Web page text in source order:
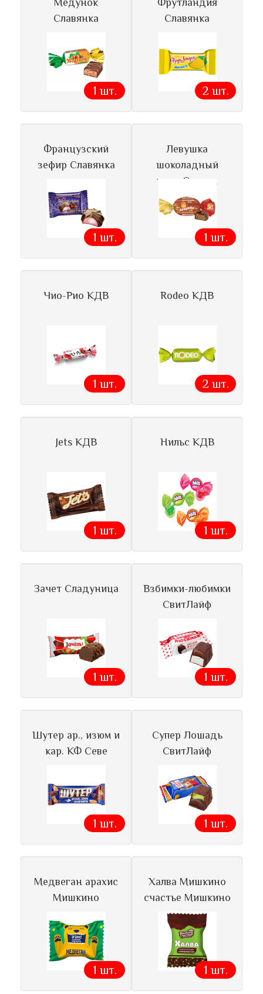
Славянка
1 шт.
Славянка
2 шт.
Французский
зефир Славянка
1 шт.
Левушка
шоколадный
ирис Славян
1 шт.
Чио-Рио КДВ
1 шт.
Rodeo КДВ
2 шт.
Jets КДВ
1 шт.
Нильс КДВ
1 шт.
Зачет Сладуница
1 шт.
Взбимки-любимки
СвитЛайф
1 шт.
Шутер ар., изюм и
кар. КФ Севе
1 шт.
Супер Лошадь
СвитЛайф
1 шт.
Медвеган арахис
Мишкино
1 шт.
Халва Мишкино
счастье Мишкино
1 шт.